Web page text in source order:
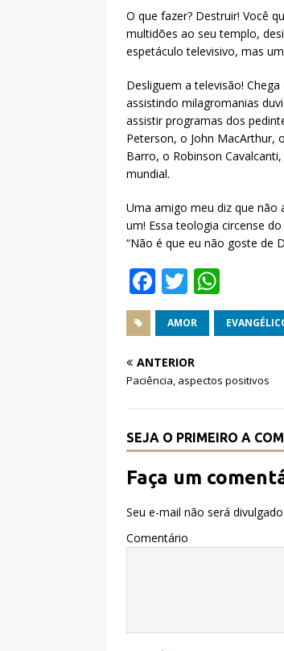
O que fazer? Destruir! Você
multidões ao seu templo,
espetáculo televisivo, mas
Desliguem a televisão!
assistindo milagromanias
assistir programas dos
Peterson, o John MacArthur,
Barro, o Robinson
mundial.
Uma amigo meu diz que não
um! Essa teologia circense
“Não é que eu não goste de
F
a
c
e
b
o
k
T
w
it
te
r
h
at
A
p
AMOR
ANTERIOR
Paciência, aspectos positivos
SEJA O PRIMEIRO A
Faça um
Seu e-mail não será divulgado.
Comentário